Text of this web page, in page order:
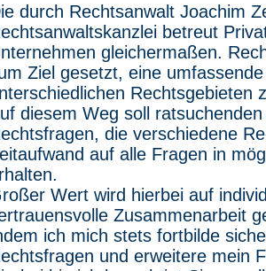
durch Rechtsanwalt Joachim
betreut
gleichermaßen.
Ziel gesetzt, eine
Rechtsgebieten
diesem Weg soll
die verschiedene
auf alle Fragen in
Wert wird hierbei auf
Zusammenarbeit
ich mich stets fortbilde
und erweitere mein